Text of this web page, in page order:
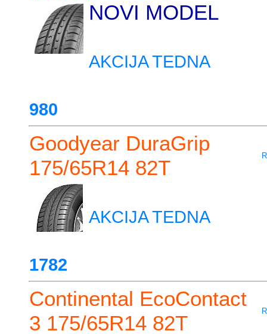
NOVI MODEL
AKCIJA TEDNA
980
Goodyear DuraGrip
175/65R14 82T
AKCIJA TEDNA
1782
Continental EcoContact
3 175/65R14 82T